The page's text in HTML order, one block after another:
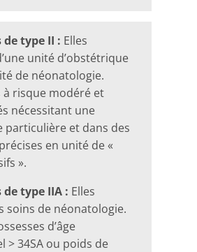
type II : Elles
unité d’obstétrique
de néonatologie.
à risque modéré et
nécessitant une
particulière et dans des
en unité de «
».
type IIA : Elles
soins de néonatologie.
d’âge
> 34SA ou poids de